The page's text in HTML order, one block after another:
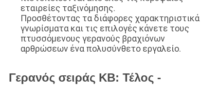
εταιρείες ταξινόμησης.
Προσθέτοντας τα διάφορες χαρακτηριστικά
γνωρίσματα και τις επιλογές κάνετε τους
πτυσσόμενους γερανούς βραχιόνων
αρθρώσεων ένα πολυσύνθετο εργαλείο.
Γερανός σειράς KB: Τέλος -